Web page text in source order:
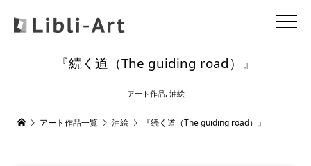
『続く道（The guiding road）』
アート作品, 油絵
アート作品一覧 油絵 『続く道（The guiding road）』